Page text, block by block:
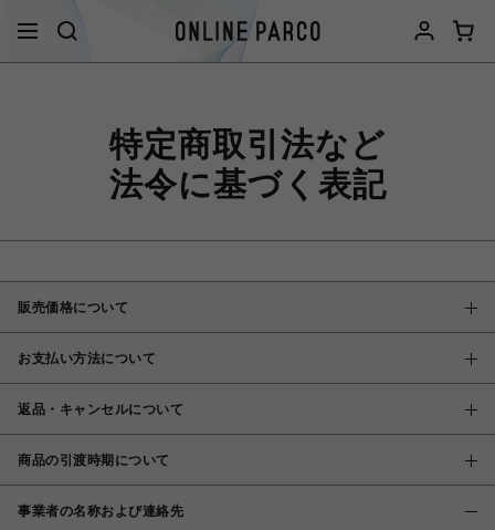
特定商取引法など
法令に基づく表記
販売価格について
お支払い方法について
返品・キャンセルについて
商品の引渡時期について
事業者の名称および連絡先